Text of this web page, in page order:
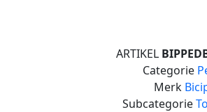
ARTIKEL
Categorie
Merk
Subcategorie